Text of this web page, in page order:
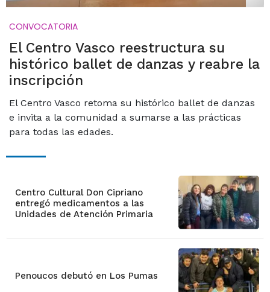
CONVOCATORIA
El Centro Vasco reestructura su
histórico ballet de danzas y reabre la
inscripción
El Centro Vasco retoma su histórico ballet de danzas
e invita a la comunidad a sumarse a las prácticas
para todas las edades.
Centro Cultural Don Cipriano
entregó medicamentos a las
Unidades de Atención Primaria
Penoucos debutó en Los Pumas